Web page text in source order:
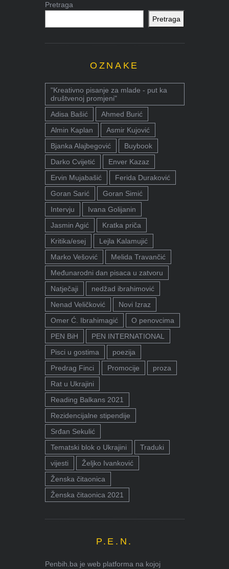
Pretraga
Pretraga
OZNAKE
"Kreativno pisanje za mlade - put ka
društvenoj promjeni"
Adisa Bašić
Ahmed Burić
Almin Kaplan
Asmir Kujović
Bjanka Alajbegović
Buybook
Darko Cvijetić
Enver Kazaz
Ervin Mujabašić
Ferida Duraković
Goran Sarić
Goran Simić
Intervju
Ivana Golijanin
Jasmin Agić
Kratka priča
Kritika/esej
Lejla Kalamujić
Marko Vešović
Melida Travančić
Međunarodni dan pisaca u zatvoru
Natječaji
nedžad ibrahimović
Nenad Veličković
Novi Izraz
Omer Ć. Ibrahimagić
O penovcima
PEN BiH
PEN INTERNATIONAL
Pisci u gostima
poezija
Predrag Finci
Promocije
proza
Rat u Ukrajini
Reading Balkans 2021
Rezidencijalne stipendije
Srđan Sekulić
Tematski blok o Ukrajini
Traduki
vijesti
Željko Ivanković
Ženska čitaonica
Ženska čitaonica 2021
P.E.N.
Penbih.ba je web platforma na kojoj